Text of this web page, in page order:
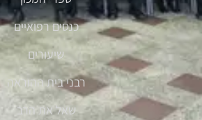
כנסים רפואיים
שיעורים
רבני בית ההוראה
שאל את הרב